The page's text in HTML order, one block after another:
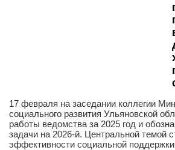
17 февраля на заседании коллегии
социального развития Ульяновской
работы ведомства за 2025 год и
задачи на 2026-й. Центральной темой
эффективности социальной